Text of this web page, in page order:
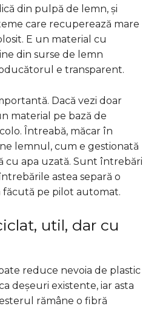
din pulpă de lemn, și
care recuperează mare
E un material cu
din surse de lemn
e transparent.
Dacă vezi doar
material pe bază de
Întreabă, măcar în
lemnul, cum e gestionată
cu apa uzată. Sunt întrebări
astea separă o
pe pilot automat.
util, dar cu
reduce nevoia de plastic
deșeuri existente, iar asta
rămâne o fibră